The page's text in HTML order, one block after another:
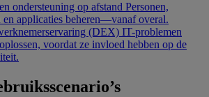
ondersteuning op afstand Personen,
en applicaties beheren—vanaf overal.
(DEX) IT-problemen
voordat ze invloed hebben op de